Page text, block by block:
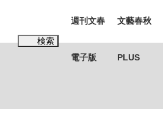
検索
週刊文春
電子版
文藝春秋
PLUS